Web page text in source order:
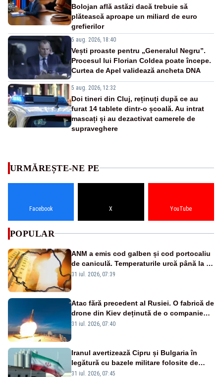
Bolojan află astăzi dacă trebuie să
plătească aproape un miliard de euro
grefierilor
5 aug. 2026, 18:40
Vești proaste pentru „Generalul Negru”.
Procesul lui Florian Coldea poate începe.
Curtea de Apel validează ancheta DNA
5 aug. 2026, 12:32
Doi tineri din Cluj, reținuți după ce au
furat 14 tablete dintr-o școală. Au intrat
mascați și au dezactivat camerele de
supraveghere
URMĂREȘTE-NE PE
Facebook X YouTube
POPULAR
ANM a emis cod galben și cod portocaliu
de caniculă. Temperaturile urcă până la 38
de grade, iar nopțile devin tropicale
31 iul. 2026, 07:39
Atac fără precedent al Rusiei. O fabrică de
drone din Kiev deținută de o companie
americană, distrusă de o rachetă
31 iul. 2026, 07:40
Iranul avertizează Cipru și Bulgaria în
legătură cu bazele militare folosite de
SUA
31 iul. 2026, 07:45